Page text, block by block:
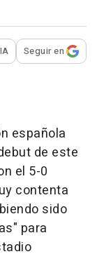
para
IA Seguir en
española
de este
el 5-0
contenta
sido
para